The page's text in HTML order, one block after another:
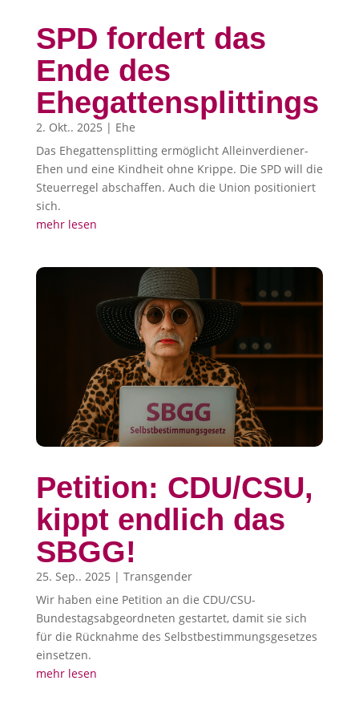
SPD fordert das
Ende des
Ehegattensplittings
2. Okt.. 2025 | Ehe
Das Ehegattensplitting ermöglicht Alleinverdiener-
Ehen und eine Kindheit ohne Krippe. Die SPD will die
Steuerregel abschaffen. Auch die Union positioniert
sich.
mehr lesen
Petition: CDU/CSU,
kippt endlich das
SBGG!
25. Sep.. 2025 | Transgender
Wir haben eine Petition an die CDU/CSU-
Bundestagsabgeordneten gestartet, damit sie sich
für die Rücknahme des Selbstbestimmungsgesetzes
einsetzen.
mehr lesen